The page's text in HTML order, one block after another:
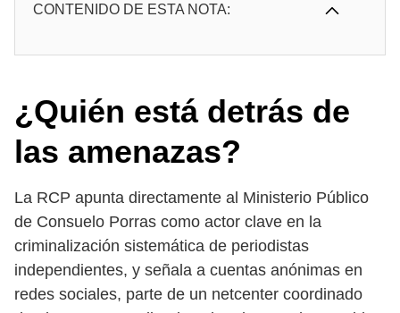
CONTENIDO DE ESTA NOTA:
¿Quién está detrás de
las amenazas?
La RCP apunta directamente al Ministerio Público
de Consuelo Porras como actor clave en la
criminalización sistemática de periodistas
independientes, y señala a cuentas anónimas en
redes sociales, parte de un netcenter coordinado